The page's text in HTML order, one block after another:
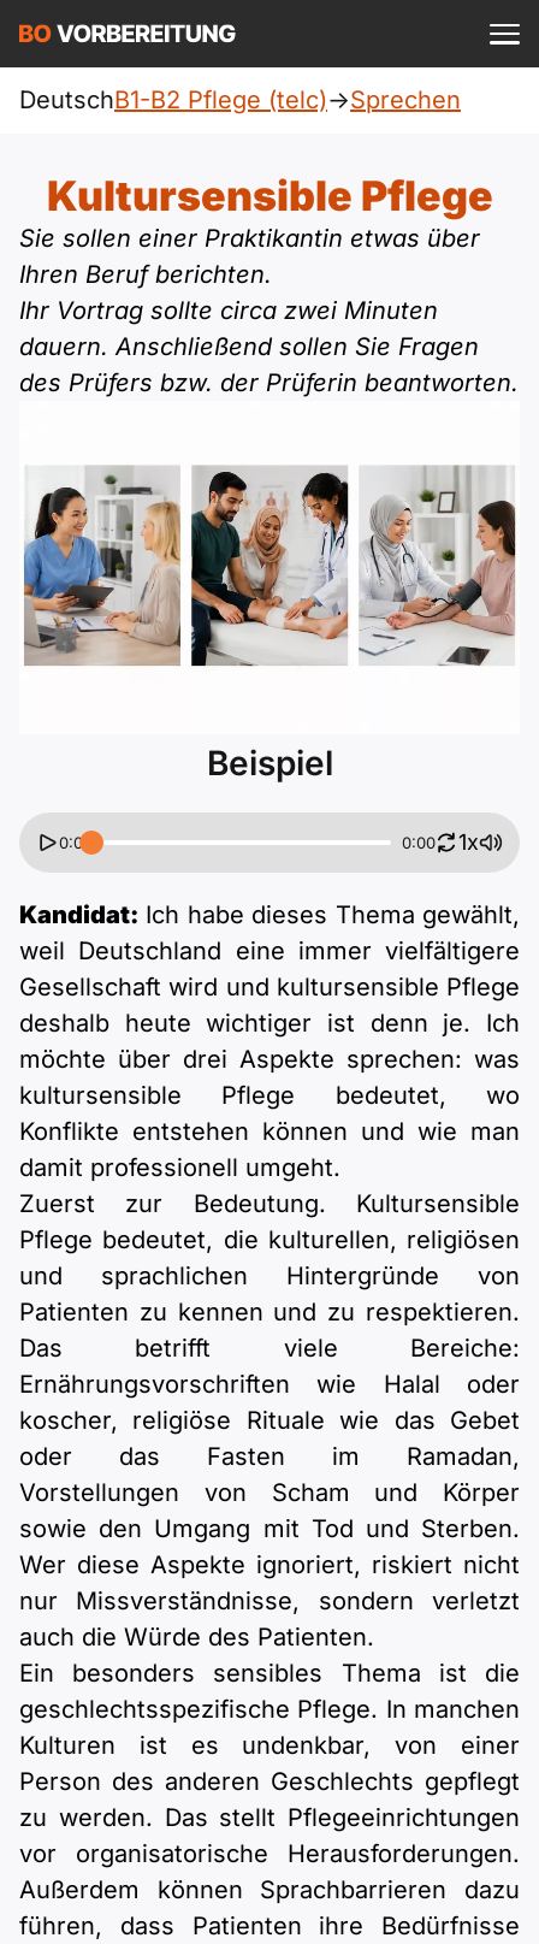
Pflege (telc)
Allgemein
DTZ
Beruf
telc
ÖIF
ÖSD
Deutsch
Englisch
Türkisch
Russisch
Polnisch
A1 Allgemein
A1 DTZ
A1 telc
A1 ÖIF
A2
A2 Allgemein
A2 DTZ
A2 Goethe
A2 ÖIF
B1
B1 Allgemein
B1 Beruf
B1 telc
B1 Goethe
B1 Pflege (telc)
B2
B2 Allgemein
B2 Beruf
B2 telc
B2 Goethe
Blog
Webinare
Mehr Tools
Online-Kurse
Schulen & Kurse
Lebenslauf erstellen
Motivationsbriefe
Einloggen ist kostenlos?
DeutschB1-B2 Pflege (telc)->Sprechen
Kultursensible Pflege
Sie sollen einer Praktikantin etwas über
Ihren Beruf berichten.
Ihr Vortrag sollte circa zwei Minuten
dauern. Anschließend sollen Sie Fragen
des Prüfers bzw. der Prüferin beantworten.
Beispiel
0:00 0:00 1x
Kandidat: Ich habe dieses Thema gewählt,
weil Deutschland eine immer vielfältigere
Gesellschaft wird und kultursensible Pflege
deshalb heute wichtiger ist denn je. Ich
möchte über drei Aspekte sprechen: was
kultursensible Pflege bedeutet, wo
Konflikte entstehen können und wie man
damit professionell umgeht.
Zuerst zur Bedeutung. Kultursensible
Pflege bedeutet, die kulturellen, religiösen
und sprachlichen Hintergründe von
Patienten zu kennen und zu respektieren.
Das betrifft viele Bereiche:
Ernährungsvorschriften wie Halal oder
koscher, religiöse Rituale wie das Gebet
oder das Fasten im Ramadan,
Vorstellungen von Scham und Körper
sowie den Umgang mit Tod und Sterben.
Wer diese Aspekte ignoriert, riskiert nicht
nur Missverständnisse, sondern verletzt
auch die Würde des Patienten.
Ein besonders sensibles Thema ist die
geschlechtsspezifische Pflege. In manchen
Kulturen ist es undenkbar, von einer
Person des anderen Geschlechts gepflegt
zu werden. Das stellt Pflegeeinrichtungen
vor organisatorische Herausforderungen.
Außerdem können Sprachbarrieren dazu
führen, dass Patienten ihre Bedürfnisse